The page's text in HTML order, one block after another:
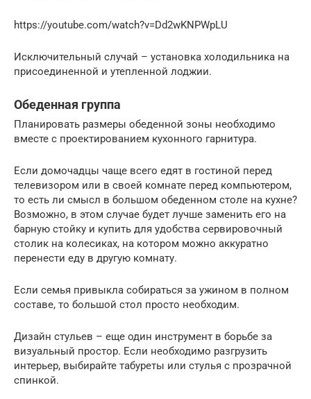
https://youtube.com/watch?v=Dd2wKNPWpLU
Исключительный случай – установка холодильника на
присоединенной и утепленной лоджии.
Обеденная группа
Планировать размеры обеденной зоны необходимо
вместе с проектированием кухонного гарнитура.
Если домочадцы чаще всего едят в гостиной перед
телевизором или в своей комнате перед компьютером,
то есть ли смысл в большом обеденном столе на кухне?
Возможно, в этом случае будет лучше заменить его на
барную стойку и купить для удобства сервировочный
столик на колесиках, на котором можно аккуратно
перенести еду в другую комнату.
Если семья привыкла собираться за ужином в полном
составе, то большой стол просто необходим.
Дизайн стульев – еще один инструмент в борьбе за
визуальный простор. Если необходимо разгрузить
интерьер, выбирайте табуреты или стулья с прозрачной
спинкой.